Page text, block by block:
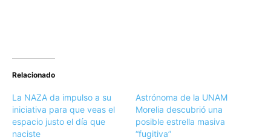
Relacionado
La NAZA da impulso a su
iniciativa para que veas el
espacio justo el día que
naciste
Astrónoma de la UNAM
Morelia descubrió una
posible estrella masiva
“fugitiva”